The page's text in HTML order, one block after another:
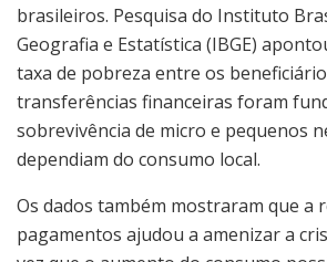
brasileiros. Pesquisa do Instituto
Geografia e Estatística (IBGE)
taxa de pobreza entre os
transferências financeiras foram
sobrevivência de micro e pequenos
dependiam do consumo local.
Os dados também mostraram que a
pagamentos ajudou a amenizar a